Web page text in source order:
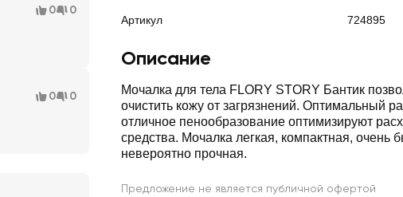
Артикул 724895
Описание
Мочалка для тела FLORY STORY Бантик
очистить кожу от загрязнений. Оптимальный
отличное пенообразование оптимизируют
средства. Мочалка легкая, компактная, очень
невероятно прочная.
Предложение не является публичной офертой
0 0
0 0